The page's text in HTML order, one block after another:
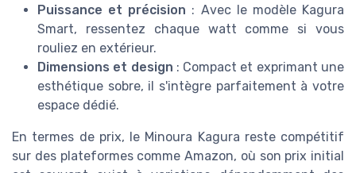
Puissance et précision : Avec le modèle Kagura
Smart, ressentez chaque watt comme si vous
rouliez en extérieur.
Dimensions et design : Compact et exprimant une
esthétique sobre, il s'intègre parfaitement à votre
espace dédié.
En termes de prix, le Minoura Kagura reste compétitif
sur des plateformes comme Amazon, où son prix initial